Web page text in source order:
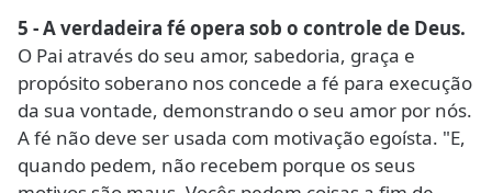
5 - A verdadeira fé opera sob o controle de Deus.
O Pai através do seu amor, sabedoria, graça e
propósito soberano nos concede a fé para execução
da sua vontade, demonstrando o seu amor por nós.
A fé não deve ser usada com motivação egoísta. "E,
quando pedem, não recebem porque os seus